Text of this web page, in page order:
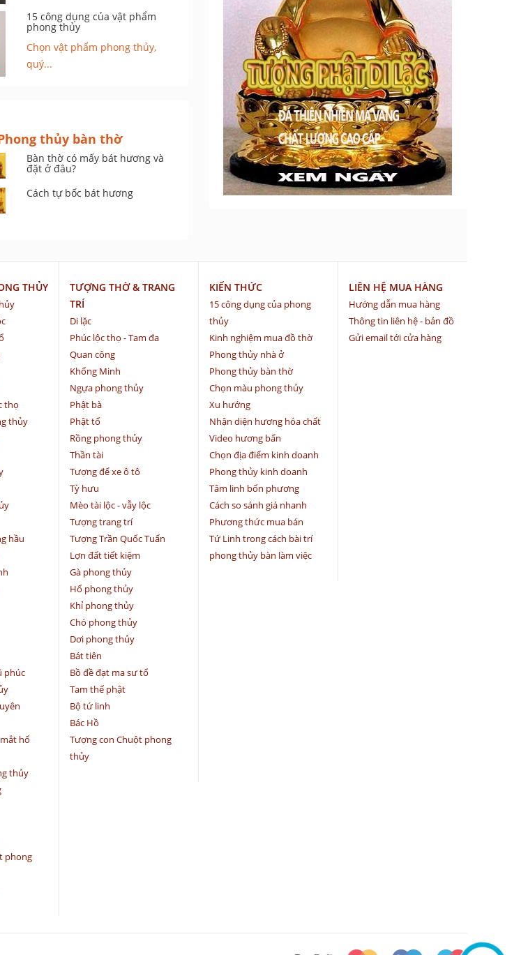
15 công dụng của vật phẩm
phong thủy
Chọn vật phẩm phong thủy,
quý...
thủy bàn thờ
Bàn thờ có mấy bát hương và
đặt ở đâu?
Cách tự bốc bát hương
THỦY
thọ
thủy
hầu
phúc
hổ
thủy
phong
TƯỢNG THỜ & TRANG
TRÍ
Di lặc
Phúc lộc thọ - Tam đa
Quan công
Khổng Minh
Ngựa phong thủy
Phật bà
Phật tổ
Rồng phong thủy
Thần tài
Tượng để xe ô tô
Tỳ hưu
Mèo tài lộc - vẫy lộc
Tượng trang trí
Tượng Trần Quốc Tuấn
Lợn đất tiết kiệm
Gà phong thủy
Hổ phong thủy
Khỉ phong thủy
Chó phong thủy
Dơi phong thủy
Bát tiên
Bồ đề đạt ma sư tổ
Tam thế phật
Bộ tứ linh
Bác Hồ
Tượng con Chuột phong
thủy
KIẾN THỨC
15 công dụng của phong
thủy
Kinh nghiệm mua đồ thờ
Phong thủy nhà ở
Phong thủy bàn thờ
Chọn màu phong thủy
Xu hướng
Nhận diện hương hóa chất
Video hương bẩn
Chọn địa điểm kinh doanh
Phong thủy kinh doanh
Tâm linh bốn phương
Cách so sánh giá nhanh
Phương thức mua bán
Tứ Linh trong cách bài trí
phong thủy bàn làm việc
LIÊN HỆ MUA HÀNG
Hướng dẫn mua hàng
Thông tin liên hệ - bản đồ
Gửi email tới cửa hàng